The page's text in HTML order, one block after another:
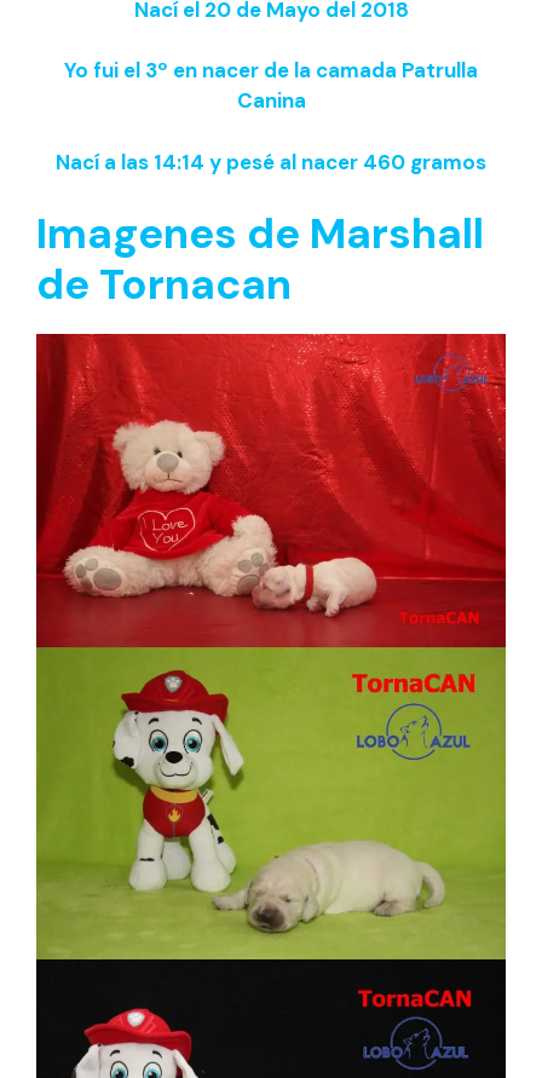
Nací el 20 de Mayo del 2018
Yo fui el 3º en nacer de la camada Patrulla
Canina
Nací a las 14:14 y pesé al nacer 460 gramos
Imagenes de Marshall
de Tornacan